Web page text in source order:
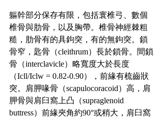
軀幹部分保存有限，包括寰椎弓、數個
椎骨與肋骨，以及胸帶。椎骨神經棘粗
糙，肋骨有的具鉤突，有的無鉤突。鎖
骨窄，匙骨（cleithrum）長於鎖骨。間鎖
骨（interclavicle）略寬度大於長度
（Icll/Iclw = 0.82-0.90），前緣有梳齒狀
突。肩胛喙骨（scapulocoracoid）高，肩
胛骨與肩臼窩上凸（supraglenoid
buttress）前緣夾角約90°或稍大，肩臼窩